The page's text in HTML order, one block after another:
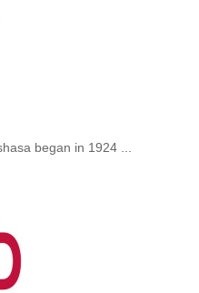
began in 1924 ...